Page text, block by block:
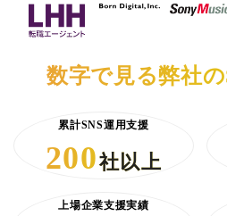
数字で見る弊社
累計SNS運用支援
200社以上
上場企業支援実績